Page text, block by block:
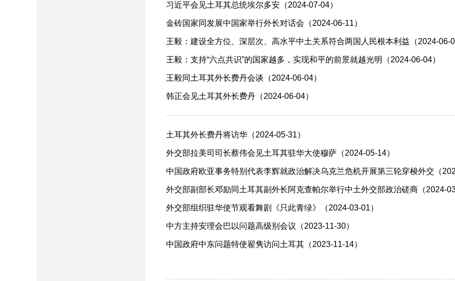
习近平会见土耳其总统埃尔多安（2024-07-04）
金砖国家同发展中国家举行外长对话会（2024-06-11）
王毅：建设全方位、深层次、高水平中土关系符合两国人民根本利益（2024-06-
王毅：支持“六点共识”的国家越多，实现和平的前景就越光明（2024-06-04）
王毅同土耳其外长费丹会谈（2024-06-04）
韩正会见土耳其外长费丹（2024-06-04）
土耳其外长费丹将访华（2024-05-31）
外交部拉美司司长蔡伟会见土耳其驻华大使穆萨（2024-05-14）
中国政府欧亚事务特别代表李辉就政治解决乌克兰危机开展第三轮穿梭外交（
外交部副部长邓励同土耳其副外长阿克查帕尔举行中土外交部政治磋商（2024-
外交部组织驻华使节观看舞剧《只此青绿》（2024-03-01）
中方主持安理会巴以问题高级别会议（2023-11-30）
中国政府中东问题特使翟隽访问土耳其（2023-11-14）